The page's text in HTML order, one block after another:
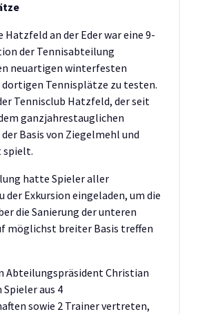
Hatzfeld an der Eder war eine 9-
der Tennisabteilung
neuartigen winterfesten
dortigen Tennisplätze zu testen.
Tennisclub Hatzfeld, der seit
ganzjahrestauglichen
Basis von Ziegelmehl und
spielt.
hatte Spieler aller
der Exkursion eingeladen, um die
die Sanierung der unteren
möglichst breiter Basis treffen
Abteilungspräsident Christian
aus 4
sowie 2 Trainer vertreten,